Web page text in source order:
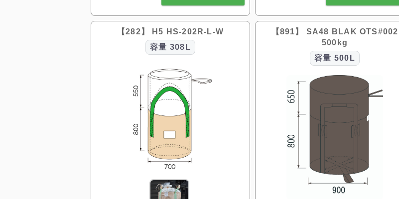
【282】 H5 HS-202R-L-W
容量 308L
【891】 SA48 BLAK OTS#002
500kg
容量 500L